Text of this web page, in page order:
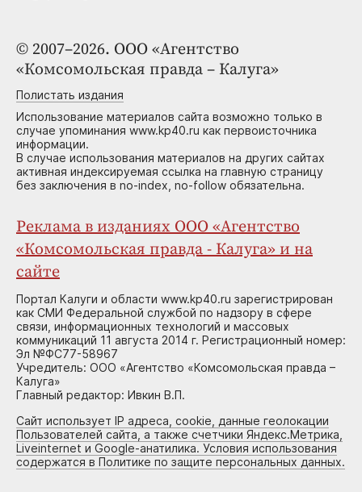
© 2007–2026. ООО «Агентство
«Комсомольская правда – Калуга»
Полистать издания
Использование материалов сайта возможно только в
случае упоминания www.kp40.ru как первоисточника
информации.
В случае использования материалов на других сайтах
активная индексируемая ссылка на главную страницу
без заключения в no-index, no-follow обязательна.
Реклама в изданиях ООО «Агентство
«Комсомольская правда - Калуга» и на
сайте
Портал Калуги и области www.kp40.ru зарегистрирован
как СМИ Федеральной службой по надзору в сфере
связи, информационных технологий и массовых
коммуникаций 11 августа 2014 г. Регистрационный номер:
Эл №ФС77-58967
Учредитель: ООО «Агентство «Комсомольская правда –
Калуга»
Главный редактор: Ивкин В.П.
Сайт использует IP адреса, cookie, данные геолокации
Пользователей сайта, а также счетчики Яндекс.Метрика,
Liveinternet и Google-анатилика. Условия использования
содержатся в Политике по защите персональных данных.